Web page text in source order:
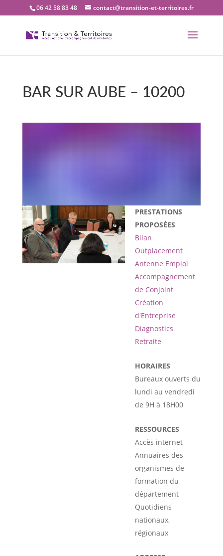
06 42 58 83 48 contact@transition-et-territoires.fr
BAR SUR AUBE – 10200
bureau Transition et
PRESTATIONS
PROPOSÉES
Bilan
Outplacement
Antenne Emploi
Accompagnement
de Conjoint
Création
d'Entreprise
Diagnostics
Retraite
HORAIRES
Bureaux ouverts du
lundi au vendredi
de 9H à 18H00
RESSOURCES
Accès internet
Annuaires des
organismes de
formation du
département
Quotidiens
nationaux,
régionaux